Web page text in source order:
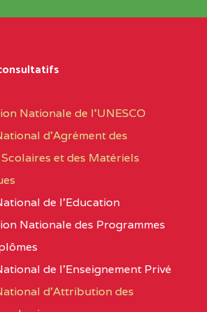
Noms
INSTITUT POLYVALENT
PINTADES BP :
d’éducation del’Enseignement
du mois de septembre
établissements publics
CES dont 86 Bilingues
Lycées dont 351 Bilingues
établissements avec section bilingue
Nationale de l’UNESCO
d’Agrément des
et des Matériels
de l’Education
Nationale des Programmes
de l’Enseignement Privé
d'Attribution des